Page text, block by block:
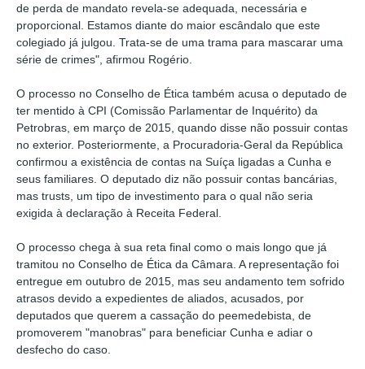
de perda de mandato revela-se adequada, necessária e
proporcional. Estamos diante do maior escândalo que este
colegiado já julgou. Trata-se de uma trama para mascarar uma
série de crimes", afirmou Rogério.
O processo no Conselho de Ética também acusa o deputado de
ter mentido à CPI (Comissão Parlamentar de Inquérito) da
Petrobras, em março de 2015, quando disse não possuir contas
no exterior. Posteriormente, a Procuradoria-Geral da República
confirmou a existência de contas na Suíça ligadas a Cunha e
seus familiares. O deputado diz não possuir contas bancárias,
mas trusts, um tipo de investimento para o qual não seria
exigida à declaração à Receita Federal.
O processo chega à sua reta final como o mais longo que já
tramitou no Conselho de Ética da Câmara. A representação foi
entregue em outubro de 2015, mas seu andamento tem sofrido
atrasos devido a expedientes de aliados, acusados, por
deputados que querem a cassação do peemedebista, de
promoverem "manobras" para beneficiar Cunha e adiar o
desfecho do caso.